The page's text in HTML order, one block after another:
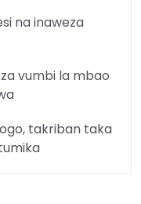
na inaweza
vumbi la mbao
takriban taka